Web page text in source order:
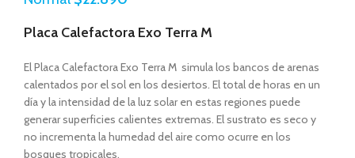
Placa Calefactora Exo Terra M
El Placa Calefactora Exo Terra M simula los bancos de arenas
calentados por el sol en los desiertos. El total de horas en un
día y la intensidad de la luz solar en estas regiones puede
generar superficies calientes extremas. El sustrato es seco y
no incrementa la humedad del aire como ocurre en los
bosques tropicales.